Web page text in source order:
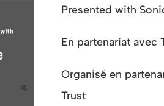
Presented with
En partenariat avec
Organisé en
Trust